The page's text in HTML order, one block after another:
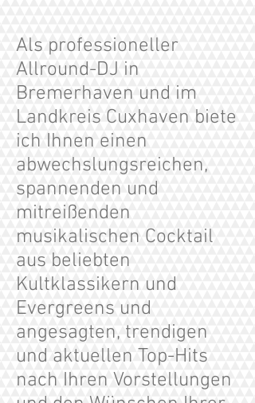
Als professioneller
Allround-DJ in
Bremerhaven und im
Landkreis Cuxhaven biete
ich Ihnen einen
abwechslungsreichen,
spannenden und
mitreißenden
musikalischen Cocktail
aus beliebten
Kultklassikern und
Evergreens und
angesagten, trendigen
und aktuellen Top-Hits
nach Ihren Vorstellungen